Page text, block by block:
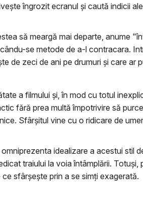
îngrozit ecranul şi caută indicii
să meargă mai departe, anume
se metode de a-l contracara.
de zeci de ani pe drumuri şi care
a filmului şi, în mod cu totul
fără prea multă împotrivire să
Sfârşitul vine cu o ridicare de
idealizare a acestui stil
traiului la voia întâmplării.
sfârşeşte prin a se simţi exagerată.